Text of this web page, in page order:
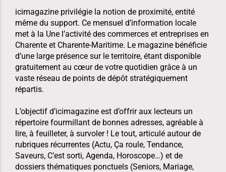
icimagazine privilégie la notion de proximité, entité
même du support. Ce mensuel d’information locale
met à la Une l’activité des commerces et entreprises en
Charente et Charente-Maritime. Le magazine bénéficie
d’une large présence sur le territoire, étant disponible
gratuitement au cœur de votre quotidien grâce à un
vaste réseau de points de dépôt stratégiquement
répartis.
L’objectif d’icimagazine est d’offrir aux lecteurs un
répertoire fourmillant de bonnes adresses, agréable à
lire, à feuilleter, à survoler ! Le tout, articulé autour de
rubriques récurrentes (Actu, Ça roule, Tendance,
Saveurs, C’est sorti, Agenda, Horoscope…) et de
dossiers thématiques ponctuels (Seniors, Mariage,